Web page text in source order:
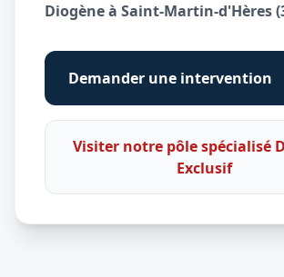
Diogène à Saint-Martin-d'Hères
Demander une intervention
Visiter notre pôle spécialisé
Exclusif